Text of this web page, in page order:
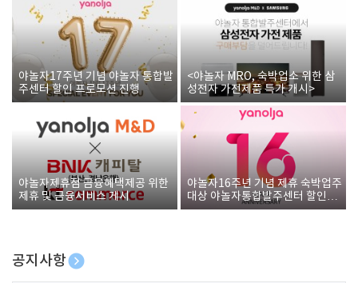
야놀자17주년 기념 야놀자 통합발
주센터 할인 프로모션 진행
<야놀자 MRO, 숙박업소 위한 삼
성전자 가전제품 특가 개시>
야놀자제휴점 금융혜택제공 위한
제휴 및 금융서비스 게시
야놀자16주년 기념 제휴 숙박업주
대상 야놀자통합발주센터 할인쿠
폰 증정
공지사항
[호텔업] 개인정보 처리방침 개정본1 (19.09.02)